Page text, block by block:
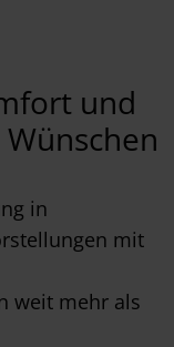
und
in
mit
weit mehr als